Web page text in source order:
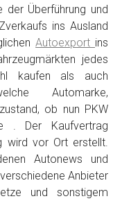
der Überführung und
ins Ausland
Autoexport ins
jedes
kaufen als auch
Automarke,
ob nun PKW
. Der Kaufvertrag
wird vor Ort erstellt.
Autonews und
Anbieter
und sonstigem